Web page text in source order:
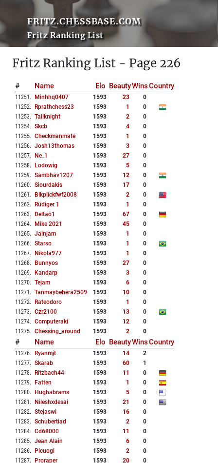
FRITZ.CHESSBASE.COM
Fritz Ranking List
Fritz Ranking List - Page 226
# Name Elo BeautyWinsCountry
11251 . Minhhq0407 1593 23
0
11252. Rprathchess23 1593 1
0
11253. Tallknight 1593 2
0
11254. Skcb 1593 4
0
11255. Checkmanmate 1593 1
0
11256. Josh13thomas 1593 3
0
11257. Ne_1 1593 27
0
11258. Lodowig 1593 5
0
11259. Sambhav1207 1593 12
0
11260. Siourdakis 1593 17
0
11261 . Blkplickfwf2008 1593 2
0
11262. Rüdiger 1 1593 1
0
11263. Deltao1 1593 67
0
11264. Mike 2021 1593 45
0
11265. Jainjam 1593 1
0
11266. Starso 1593 1
0
11267. Nikola977 1593 1
0
11268. Bunnyos 1593 27
0
11269. Kandarp 1593 3
0
11270. Tejam 1593 6
0
11271 . Tanmaybehera2509 1593 10
0
11272. Rateodoro 1593 1
0
11273. Czr2100 1593 13
0
11274. Computeraki 1593 12
0
11275. Chessing_around 1593 2 0
# Name Elo BeautyWinsCountry
11276. Ryanmjt 1593 14
2
11277. Skarab 1593 60
1
11278. Ritzbach44 1593 11
0
11279. Fatten 1593 1
0
11280. Hughabrams 1593 5
0
11281 . Nileshxdesai 1593 21
0
11282. Stejaswi 1593 16
0
11283. Schubertiad 1593 2
0
11284. Cd68000 1593 11
0
11285. Jean Alain 1593 6
0
11286. Picuogl 1593 2
0
11287. Proraper 1593 20
0